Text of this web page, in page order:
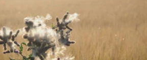
ferielukket i ugerne 33 + 34.